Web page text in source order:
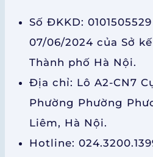
Số ĐKKD:
07/06/2024 của Sở
Thành phố Hà Nội.
Địa chỉ: Lô A2-CN7
Phường Phường
Liêm, Hà Nội.
Hotline: